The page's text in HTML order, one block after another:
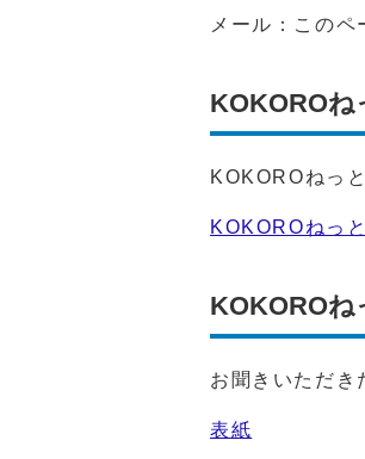
メール：このペ
KOKORO
KOKOROねっ
KOKOROねっ
KOKORO
お聞きいただき
表紙